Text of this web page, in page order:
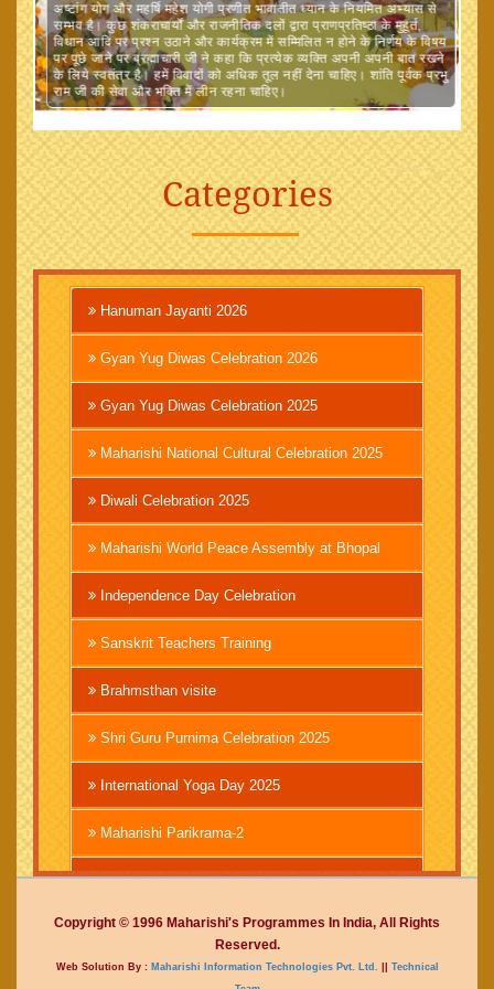
अष्टांग योग और महर्षि महेश योगी प्रणीत भावातीत ध्यान के नियमित अभ्यास से
सम्भव है। कुछ शंकराचार्यों और राजनीतिक दलों द्वारा प्राणप्रतिष्ठा के मुहूर्त,
विधान आदि पर प्रश्न उठाने और कार्यक्रम में सम्मिलित न होने के निर्णय के विषय
पर पूछे जाने पर ब्रह्माचारी जी ने कहा कि प्रत्येक व्यक्ति अपनी अपनी बात रखने
के लिये स्वतंत्र है। हमें विवादों को अधिक तूल नहीं देना चाहिए। शांति पूर्वक प्रभु
राम जी की सेवा और भक्ति में लीन रहना चाहिए।
Categories
Hanuman Jayanti 2026
Gyan Yug Diwas Celebration 2026
Gyan Yug Diwas Celebration 2025
Maharishi National Cultural Celebration 2025
Diwali Celebration 2025
Maharishi World Peace Assembly at Bhopal
Independence Day Celebration
Sanskrit Teachers Training
Brahmsthan visite
Shri Guru Purnima Celebration 2025
International Yoga Day 2025
Maharishi Parikrama-2
Brahmachari Girish Ji
Mahashivratri 2025
Vedic International Court
Copyright © 1996 Maharishi's Programmes In India, All Rights
Reserved.
Web Solution By :Maharishi Information Technologies Pvt. Ltd. || Technical